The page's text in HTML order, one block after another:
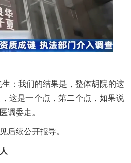
：我们的结果是，整体胡院的这
这是一个点，第二个点，如果说
调委走。
后续公开报导。